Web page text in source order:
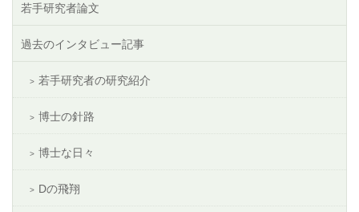
若手研究者論文
過去のインタビュー記事
若手研究者の研究紹介
博士の針路
博士な日々
Dの飛翔